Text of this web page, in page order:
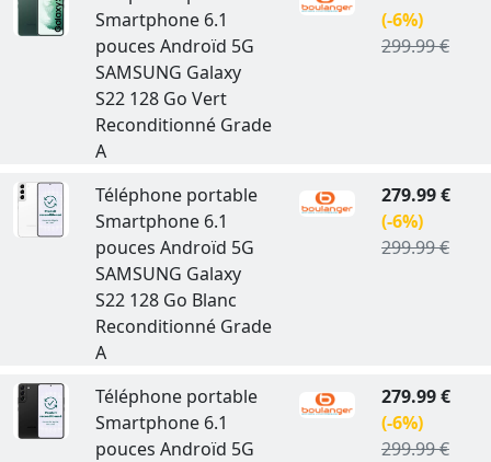
Smartphone 6.1
pouces Androïd 5G
SAMSUNG Galaxy
S22 128 Go Vert
Reconditionné Grade
A
(-6%)
299.99 €
Téléphone portable
Smartphone 6.1
pouces Androïd 5G
SAMSUNG Galaxy
S22 128 Go Blanc
Reconditionné Grade
A
279.99 €
(-6%)
299.99 €
Téléphone portable
Smartphone 6.1
pouces Androïd 5G
279.99 €
(-6%)
299.99 €